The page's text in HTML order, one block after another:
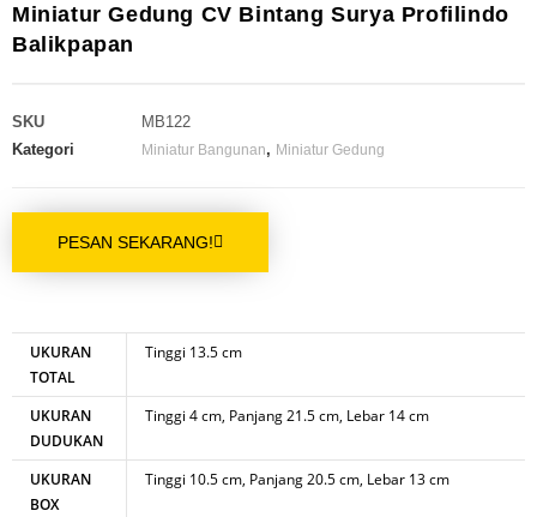
Miniatur Gedung CV Bintang Surya Profilindo
Balikpapan
SKU
MB122
Kategori
Miniatur Bangunan, Miniatur Gedung
PESAN SEKARANG!
UKURAN
TOTAL
Tinggi 13.5 cm
UKURAN
DUDUKAN
Tinggi 4 cm, Panjang 21.5 cm, Lebar 14 cm
UKURAN
BOX
Tinggi 10.5 cm, Panjang 20.5 cm, Lebar 13 cm